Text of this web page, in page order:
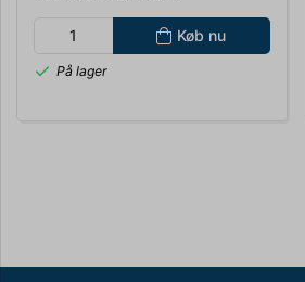
Køb nu
På lager